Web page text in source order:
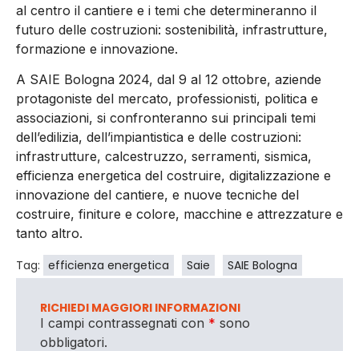
al centro il cantiere e i temi che determineranno il
futuro delle costruzioni: sostenibilità, infrastrutture,
formazione e innovazione.
A SAIE Bologna 2024, dal 9 al 12 ottobre, aziende
protagoniste del mercato, professionisti, politica e
associazioni, si confronteranno sui principali temi
dell’edilizia, dell’impiantistica e delle costruzioni:
infrastrutture, calcestruzzo, serramenti, sismica,
efficienza energetica del costruire, digitalizzazione e
innovazione del cantiere, e nuove tecniche del
costruire, finiture e colore, macchine e attrezzature e
tanto altro.
Tag: efficienza energetica Saie SAIE Bologna
RICHIEDI MAGGIORI INFORMAZIONI
I campi contrassegnati con * sono
obbligatori.